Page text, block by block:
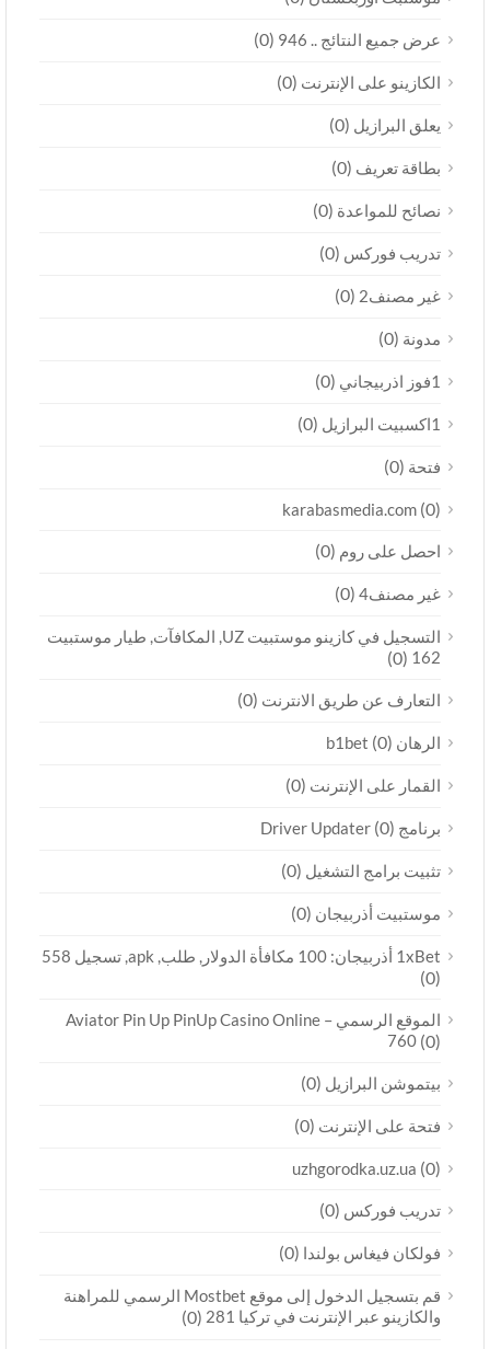
عرض جميع النتائج .. 946 (0)
الكازينو على الإنترنت(0)
يعلق البرازيل (0)
بطاقة تعريف(0)
نصائح للمواعدة(0)
تدريب فوركس(0)
غير مصنف2 (0)
مدونة(0)
1فوز اذربيجاني (0)
1اكسبيت البرازيل (0)
فتحة(0)
karabasmedia.com(0)
احصل على روم (0)
غير مصنف4 (0)
التسجيل في كازينو موستبيت UZ, المكافآت, طيار موستبيت
162
(0)
التعارف عن طريق الانترنت(0)
الرهان b1bet(0)
القمار على الإنترنت(0)
برنامج Driver Updater(0)
تثبيت برامج التشغيل(0)
موستبيت أذربيجان(0)
1xBet أذربيجان: 100 مكافأة الدولار, طلب, apk, تسجيل 558
الموقع الرسمي Aviator Pin Up PinUp Casino Online –
760(0)
بيتموشن البرازيل (0)
فتحة على الإنترنت(0)
uzhgorodka.uz.ua(0)
تدريب فوركس(0)
فولكان فيغاس بولندا(0)
قم بتسجيل الدخول إلى موقع Mostbet الرسمي للمراهنة
والكازينو عبر الإنترنت في تركيا 281 (0)